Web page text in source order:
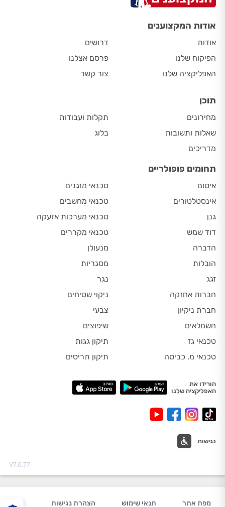
אודות המקצוענים
אודות
הפיקוח שלנו
האפליקציה שלנו
דרושים
פרסם אצלנו
צור קשר
תוכן
מחירונים
שאלות ותשובות
מדריכים
תקלות ועבודות
בלוג
תחומים פופולריים
איטום
אינסטלטורים
גנן
דוד שמש
הדברה
הובלות
זגג
חברות אחזקה
חברת ניקיון
חשמלאים
טכנאי גז
טכנאי מ. כביסה
טכנאי מזגנים
טכנאי מחשבים
טכנאי מערכות אזעקה
טכנאי מקררים
מנעולן
מסגריות
נגר
ניקוי שטיחים
צבעי
שיפוצים
תיקון גגות
תיקון תריסים
הורידו את
האפליקציה שלנו
נגישות
V7.0.77
מפת אתר תנאי שימוש הצהרת נגישות